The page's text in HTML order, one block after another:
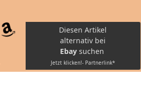
Diesen Artikel
alternativ bei
Ebay suchen
Jetzt klicken!- Partnerlink*